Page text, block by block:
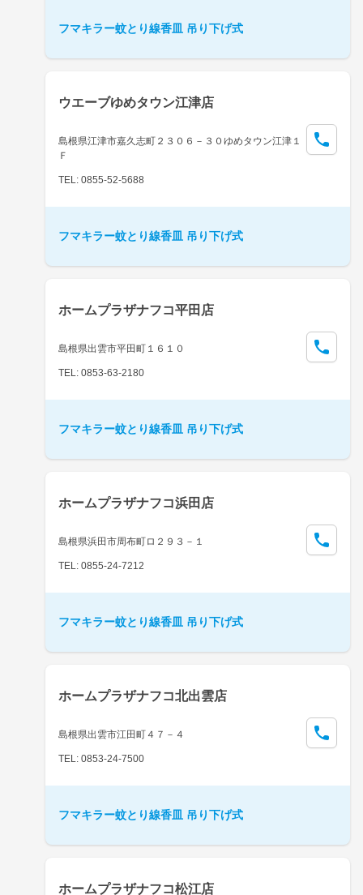
フマキラー蚊とり線香皿 吊り下げ式
ウエーブゆめタウン江津店
島根県江津市嘉久志町２３０６－３０ゆめタウン江津１
Ｆ
TEL: 0855-52-5688
フマキラー蚊とり線香皿 吊り下げ式
ホームプラザナフコ平田店
島根県出雲市平田町１６１０
TEL: 0853-63-2180
フマキラー蚊とり線香皿 吊り下げ式
ホームプラザナフコ浜田店
島根県浜田市周布町ロ２９３－１
TEL: 0855-24-7212
フマキラー蚊とり線香皿 吊り下げ式
ホームプラザナフコ北出雲店
島根県出雲市江田町４７－４
TEL: 0853-24-7500
フマキラー蚊とり線香皿 吊り下げ式
ホームプラザナフコ松江店